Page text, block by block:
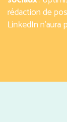
rédaction de
LinkedIn